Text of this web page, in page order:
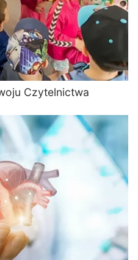
Czytelnictwa